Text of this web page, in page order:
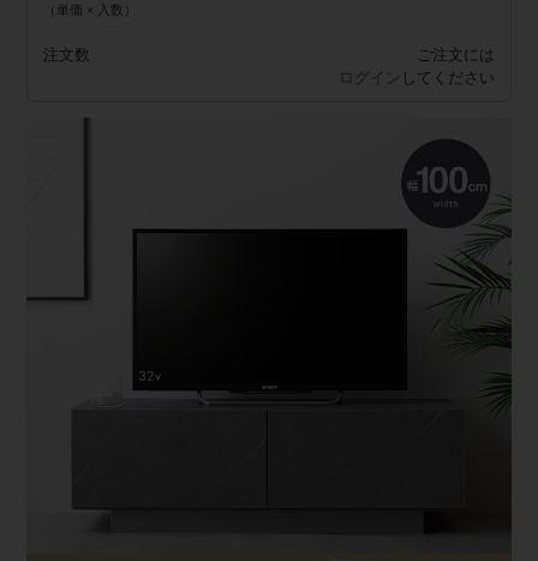
（単価 × 入数）
注文数
ご注文には
ログイン してください